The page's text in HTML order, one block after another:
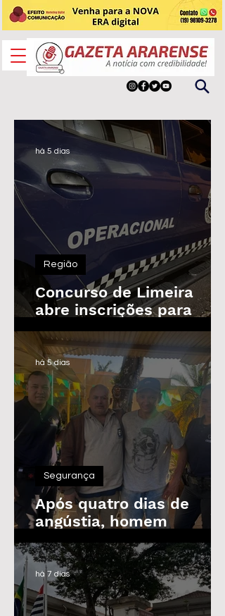
Concurso de Limeira
abre inscrições para
Guarda Civil, Trânsito e
Defesa Civil com 30
vagas imediatas
Região
há 5 dias
Após quatro dias de
angústia, homem
desaparecido é
encontrado em Araras
Segurança
há 5 dias
há 7 dias